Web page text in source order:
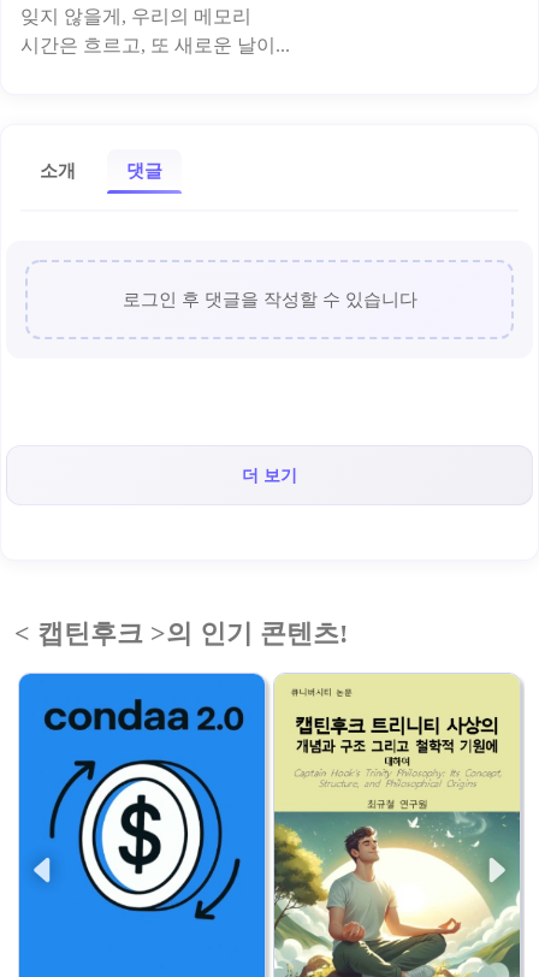
잊지 않을게, 우리의 메모리
소개 댓글
로그인 후 댓글을 작성할 수 있습니다
더 보기
< 캡틴후크 >의 인기 콘텐츠!